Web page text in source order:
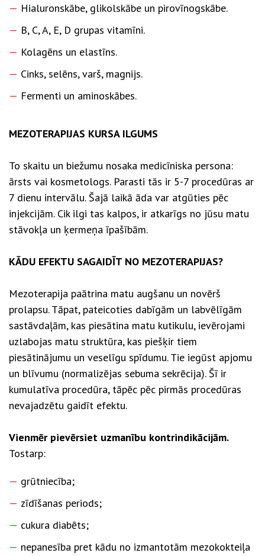
Hialuronskābe, glikolskābe un pirovīnogskābe.
B, C, A, E, D grupas vitamīni.
Kolagēns un elastīns.
Cinks, selēns, varš, magnijs.
Fermenti un aminoskābes.
MEZOTERAPIJAS KURSA ILGUMS
To skaitu un biežumu nosaka medicīniska persona:
ārsts vai kosmetologs. Parasti tās ir 5-7 procedūras ar
7 dienu intervālu. Šajā laikā āda var atgūties pēc
injekcijām. Cik ilgi tas kalpos, ir atkarīgs no jūsu matu
stāvokļa un ķermeņa īpašībām.
KĀDU EFEKTU SAGAIDĪT NO MEZOTERAPIJAS?
Mezoterapija paātrina matu augšanu un novērš
prolapsu. Tāpat, pateicoties dabīgām un labvēlīgām
sastāvdaļām, kas piesātina matu kutikulu, ievērojami
uzlabojas matu struktūra, kas piešķir tiem
piesātinājumu un veselīgu spīdumu. Tie iegūst apjomu
un blīvumu (normalizējas sebuma sekrēcija). Šī ir
kumulatīva procedūra, tāpēc pēc pirmās procedūras
nevajadzētu gaidīt efektu.
Vienmēr pievērsiet uzmanību kontrindikācijām.
Tostarp:
grūtniecība;
zīdīšanas periods;
cukura diabēts;
nepanesība pret kādu no izmantotām mezokokteiļa